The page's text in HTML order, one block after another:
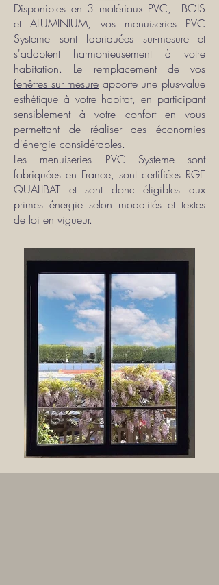
Disponibles en 3 matériaux PVC, BOIS
et ALUMINIUM, vos menuiseries PVC
Systeme sont fabriquées sur-mesure et
s'adaptent harmonieusement à votre
habitation. Le remplacement de vos
fenêtres sur mesure apporte une plus-value
esthétique à votre habitat, en participant
sensiblement à votre confort en vous
permettant de réaliser des économies
d'énergie considérables.
Les menuiseries PVC Systeme sont
fabriquées en France, sont certifiées RGE
QUALIBAT et sont donc éligibles aux
primes énergie selon modalités et textes
de loi en vigueur​.